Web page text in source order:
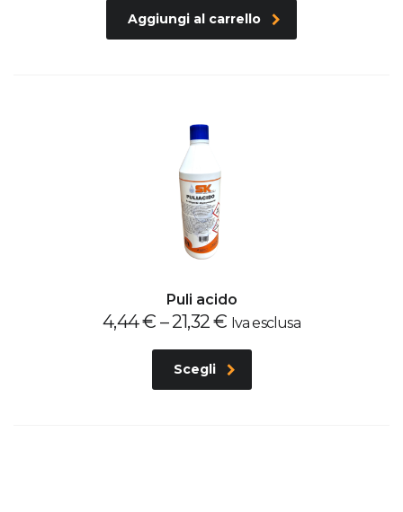
Aggiungi al carrello
Puli acido
4,44€ –21,32€ Iva esclusa
Scegli